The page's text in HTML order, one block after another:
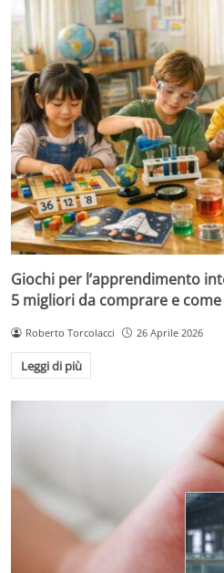
Giochi per l’apprendimento
5 migliori da comprare e
Roberto Torcolacci 26 Aprile 2026
Leggi di più